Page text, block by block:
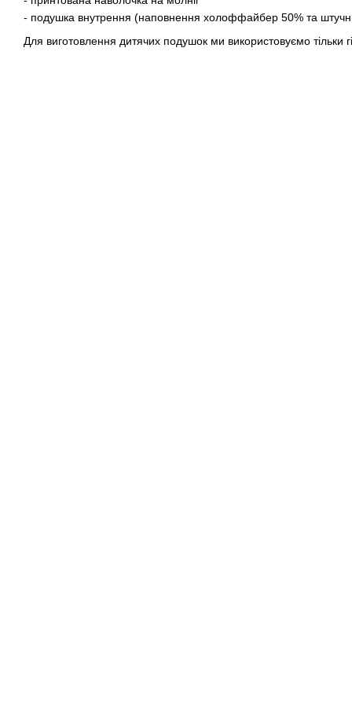
- подушка внутрення (наповнення холоффайбер 50% та
Для виготовлення дитячих подушок ми використовуємо тільки